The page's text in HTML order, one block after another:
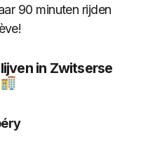
90 minuten rijden
in Zwitserse